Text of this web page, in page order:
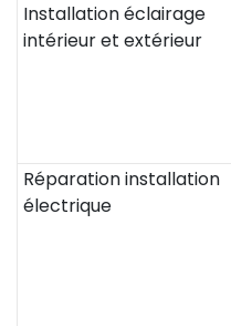
Installation éclairage
intérieur et extérieur
Réparation installation
électrique